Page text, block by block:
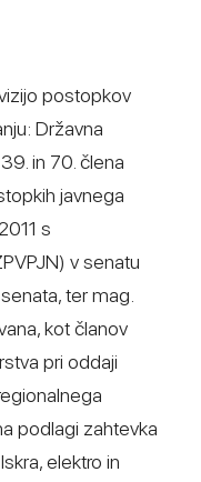
postopkov
Državna
in 70. člena
javnega
s
v senatu
ter mag.
kot članov
pri oddaji
podlagi zahtevka
elektro in